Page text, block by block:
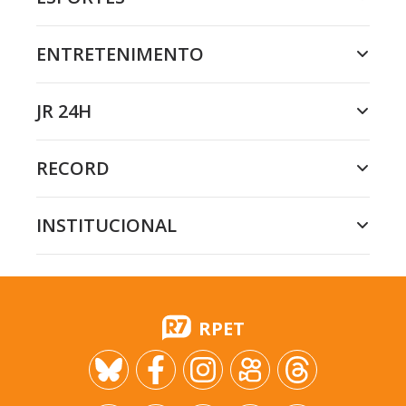
ENTRETENIMENTO
JR 24H
RECORD
INSTITUCIONAL
RPET